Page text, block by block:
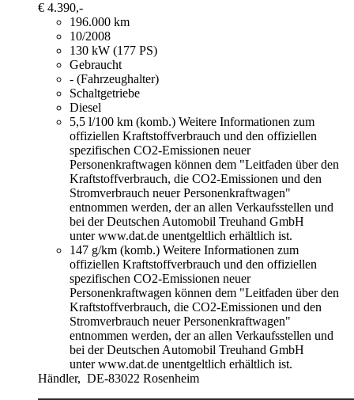
€ 4.390,-
196.000 km
10/2008
130 kW (177 PS)
Gebraucht
- (Fahrzeughalter)
Schaltgetriebe
Diesel
5,5 l/100 km (komb.) Weitere Informationen zum
offiziellen Kraftstoffverbrauch und den offiziellen
spezifischen CO2-Emissionen neuer
Personenkraftwagen können dem "Leitfaden über den
Kraftstoffverbrauch, die CO2-Emissionen und den
Stromverbrauch neuer Personenkraftwagen"
entnommen werden, der an allen Verkaufsstellen und
bei der Deutschen Automobil Treuhand GmbH
unter www.dat.de unentgeltlich erhältlich ist.
147 g/km (komb.) Weitere Informationen zum
offiziellen Kraftstoffverbrauch und den offiziellen
spezifischen CO2-Emissionen neuer
Personenkraftwagen können dem "Leitfaden über den
Kraftstoffverbrauch, die CO2-Emissionen und den
Stromverbrauch neuer Personenkraftwagen"
entnommen werden, der an allen Verkaufsstellen und
bei der Deutschen Automobil Treuhand GmbH
unter www.dat.de unentgeltlich erhältlich ist.
Händler, DE-83022 Rosenheim